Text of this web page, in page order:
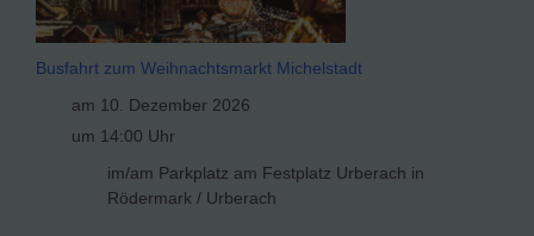
Busfahrt zum Weihnachtsmarkt Michelstadt
am 10. Dezember 2026
um 14:00 Uhr
im/am Parkplatz am Festplatz Urberach in
Rödermark / Urberach